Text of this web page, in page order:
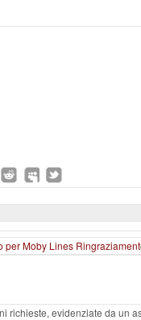
per Moby Lines
richieste, evidenziate da un